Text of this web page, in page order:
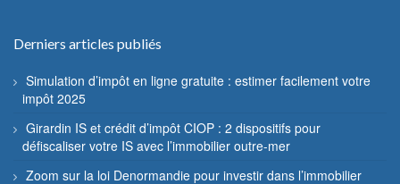
Derniers articles publiés
Simulation d’impôt en ligne gratuite : estimer facilement votre
impôt 2025
Girardin IS et crédit d’impôt CIOP : 2 dispositifs pour
défiscaliser votre IS avec l’immobilier outre-mer
Zoom sur la loi Denormandie pour investir dans l’immobilier